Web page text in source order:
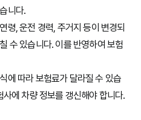
니다.
령, 운전 경력, 주거지 등이 변경되
수 있습니다. 이를 반영하여 보험
에 따라 보험료가 달라질 수 있습
에 차량 정보를 갱신해야 합니다.